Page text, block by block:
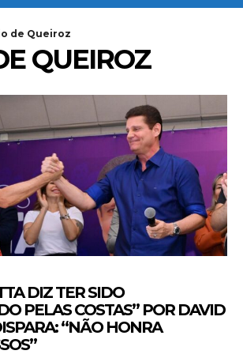
de Queiroz
QUEIROZ
DIZ TER SIDO
PELAS COSTAS” POR DAVID
“NÃO HONRA